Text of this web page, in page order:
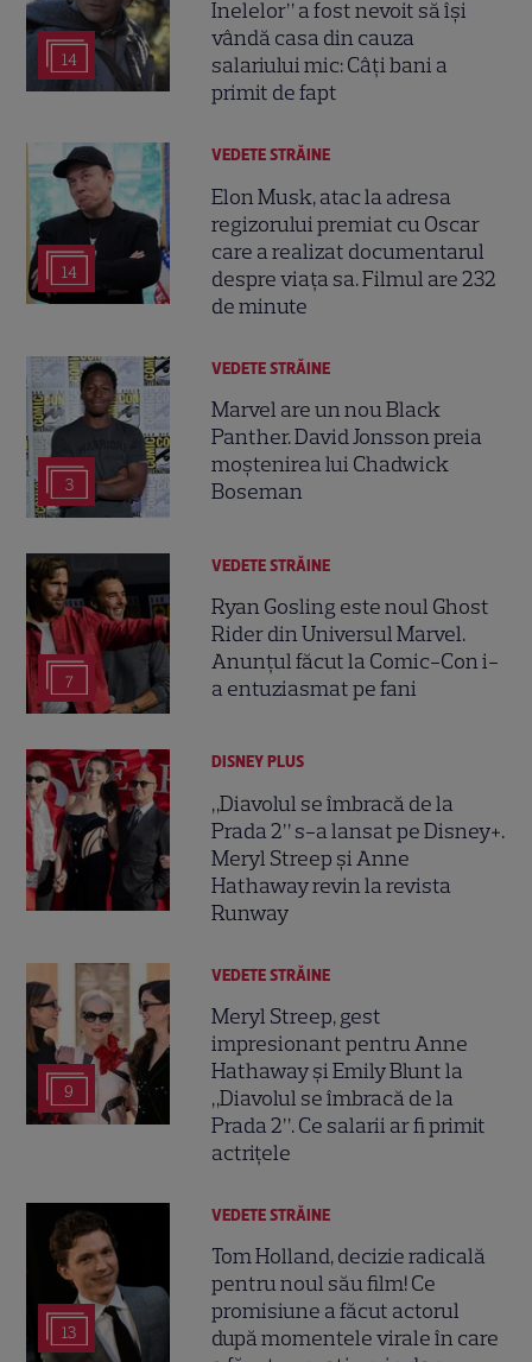
14
Inelelor” a fost nevoit să își
vândă casa din cauza
salariului mic: Câți bani a
primit de fapt
14
VEDETE STRĂINE
Elon Musk, atac la adresa
regizorului premiat cu Oscar
care a realizat documentarul
despre viața sa. Filmul are 232
de minute
3
VEDETE STRĂINE
Marvel are un nou Black
Panther. David Jonsson preia
moștenirea lui Chadwick
Boseman
7
VEDETE STRĂINE
Ryan Gosling este noul Ghost
Rider din Universul Marvel.
Anunțul făcut la Comic-Con i-
a entuziasmat pe fani
DISNEY PLUS
„Diavolul se îmbracă de la
Prada 2” s-a lansat pe Disney+.
Meryl Streep și Anne
Hathaway revin la revista
Runway
9
VEDETE STRĂINE
Meryl Streep, gest
impresionant pentru Anne
Hathaway și Emily Blunt la
„Diavolul se îmbracă de la
Prada 2”. Ce salarii ar fi primit
actrițele
13
VEDETE STRĂINE
Tom Holland, decizie radicală
pentru noul său film! Ce
promisiune a făcut actorul
după momentele virale în care